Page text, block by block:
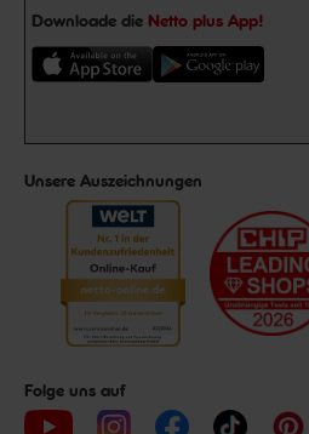
Downloade die Netto plus App!
Unsere Auszeichnungen
Folge uns auf